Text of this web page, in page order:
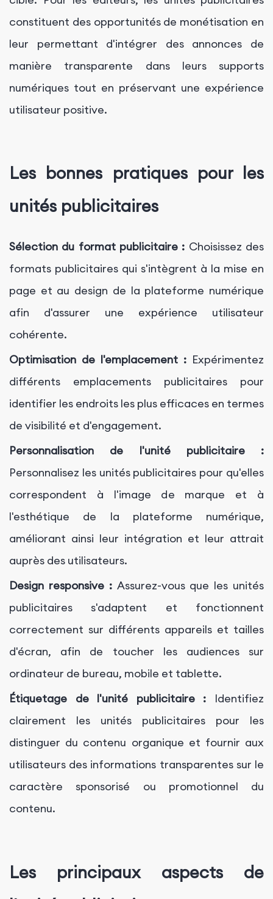
constituent des opportunités de monétisation en
leur permettant d'intégrer des annonces de
manière transparente dans leurs supports
numériques tout en préservant une expérience
utilisateur positive.
Les bonnes pratiques pour les
unités publicitaires
Sélection du format publicitaire : Choisissez des
formats publicitaires qui s'intègrent à la mise en
page et au design de la plateforme numérique
afin d'assurer une expérience utilisateur
cohérente.
Optimisation de l'emplacement : Expérimentez
différents emplacements publicitaires pour
identifier les endroits les plus efficaces en termes
de visibilité et d'engagement.
Personnalisation de l'unité publicitaire :
Personnalisez les unités publicitaires pour qu'elles
correspondent à l'image de marque et à
l'esthétique de la plateforme numérique,
améliorant ainsi leur intégration et leur attrait
auprès des utilisateurs.
Design responsive : Assurez-vous que les unités
publicitaires s'adaptent et fonctionnent
correctement sur différents appareils et tailles
d'écran, afin de toucher les audiences sur
ordinateur de bureau, mobile et tablette.
Étiquetage de l'unité publicitaire : Identifiez
clairement les unités publicitaires pour les
distinguer du contenu organique et fournir aux
utilisateurs des informations transparentes sur le
caractère sponsorisé ou promotionnel du
contenu.
Les principaux aspects de